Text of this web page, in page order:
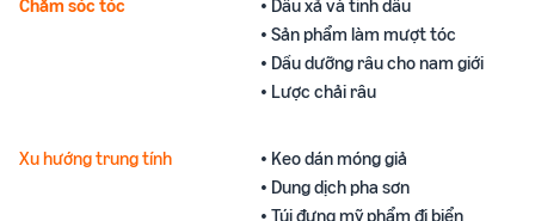
• Sản phẩm làm mượt tóc
• Dầu dưỡng râu cho nam giới
• Lược chải râu
Xu hướng trung tính
• Keo dán móng giả
• Dung dịch pha sơn
• Túi đựng mỹ phẩm đi biển